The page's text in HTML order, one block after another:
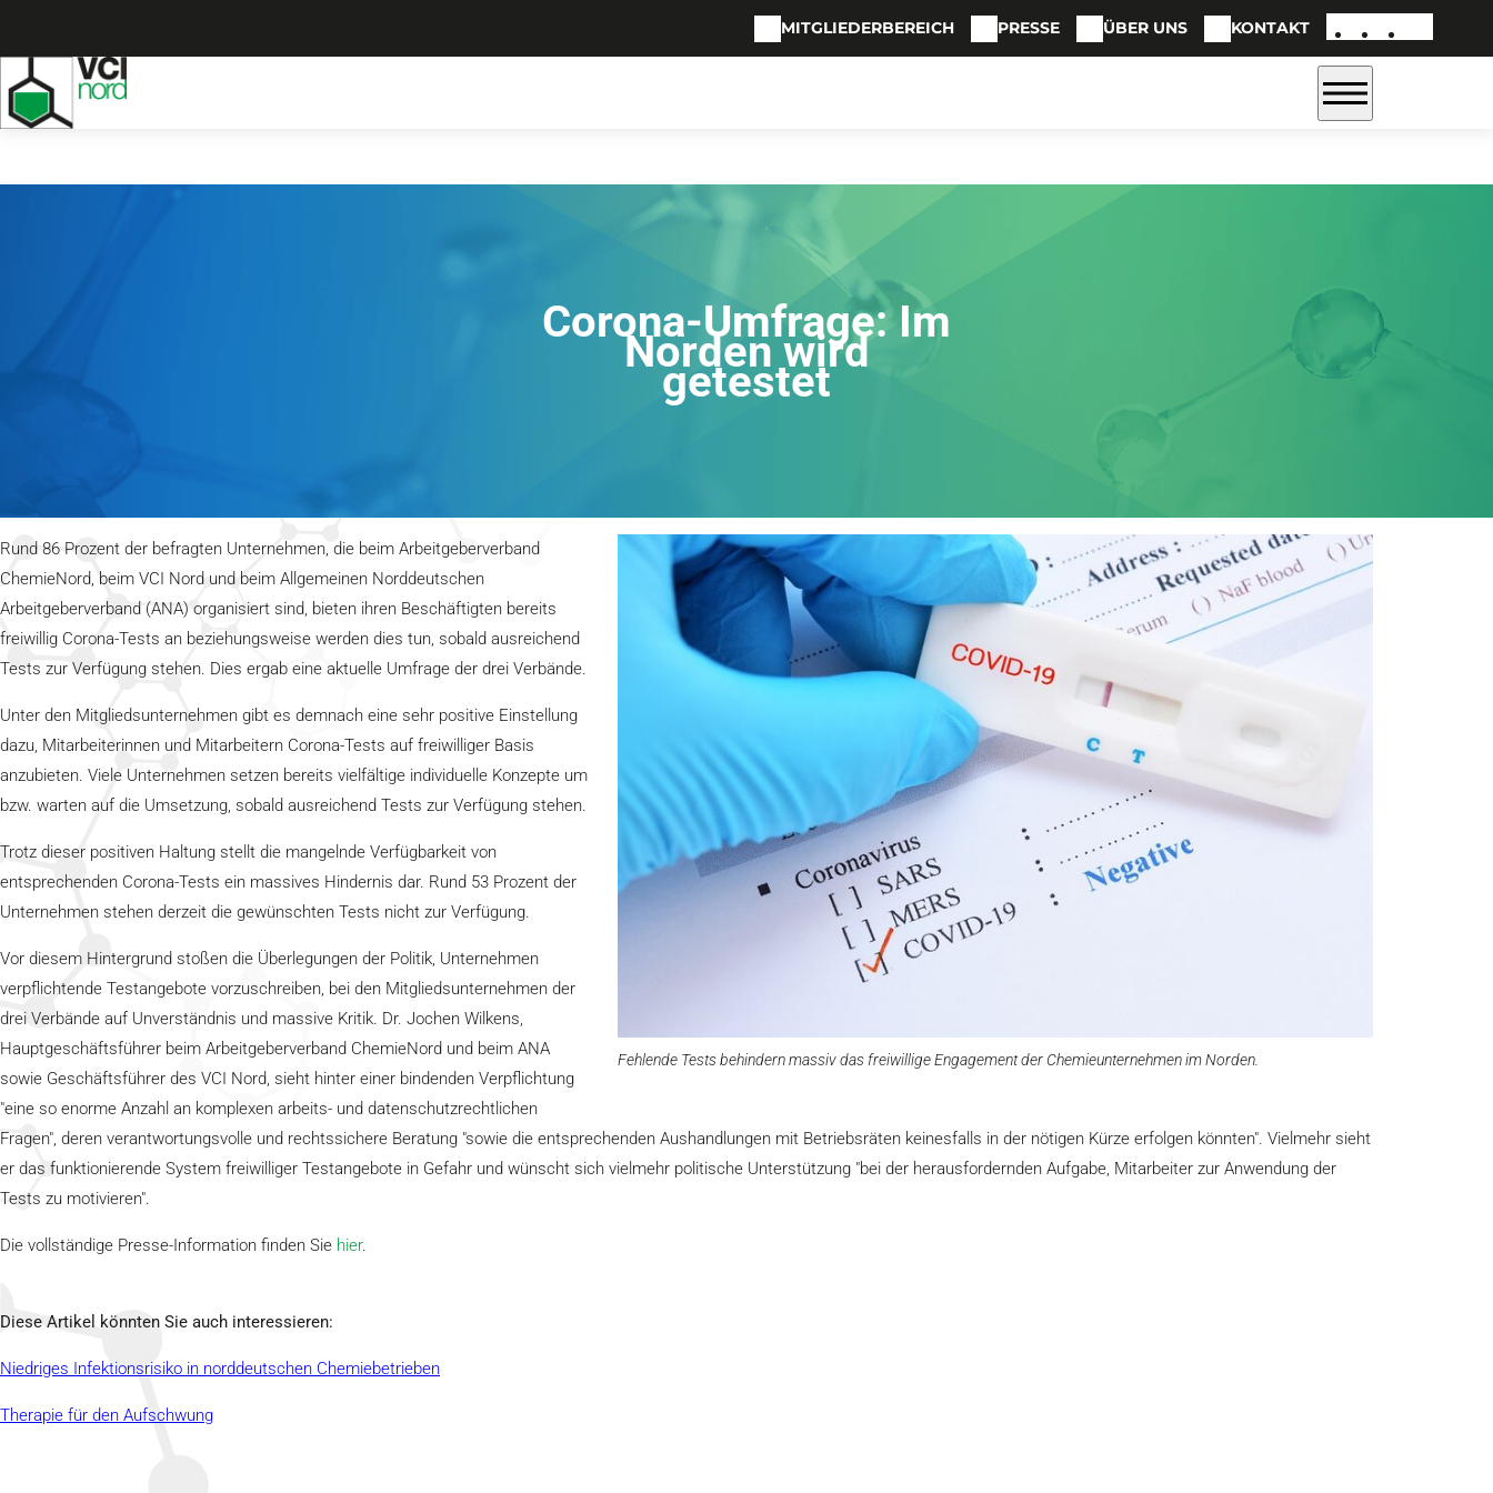
MITGLIEDERBEREICH PRESSE ÜBER UNS KONTAKT
Corona-Umfrage: Im
Norden wird
getestet
Fehlende Tests behindern massiv das freiwillige Engagement der Chemieunternehmen im Norden.
Rund 86 Prozent der befragten Unternehmen, die beim Arbeitgeberverband
ChemieNord, beim VCI Nord und beim Allgemeinen Norddeutschen
Arbeitgeberverband (ANA) organisiert sind, bieten ihren Beschäftigten bereits
freiwillig Corona-Tests an beziehungsweise werden dies tun, sobald ausreichend
Tests zur Verfügung stehen. Dies ergab eine aktuelle Umfrage der drei Verbände.
Unter den Mitgliedsunternehmen gibt es demnach eine sehr positive Einstellung
dazu, Mitarbeiterinnen und Mitarbeitern Corona-Tests auf freiwilliger Basis
anzubieten. Viele Unternehmen setzen bereits vielfältige individuelle Konzepte um
bzw. warten auf die Umsetzung, sobald ausreichend Tests zur Verfügung stehen.
Trotz dieser positiven Haltung stellt die mangelnde Verfügbarkeit von
entsprechenden Corona-Tests ein massives Hindernis dar. Rund 53 Prozent der
Unternehmen stehen derzeit die gewünschten Tests nicht zur Verfügung.
Vor diesem Hintergrund stoßen die Überlegungen der Politik, Unternehmen
verpflichtende Testangebote vorzuschreiben, bei den Mitgliedsunternehmen der
drei Verbände auf Unverständnis und massive Kritik. Dr. Jochen Wilkens,
Hauptgeschäftsführer beim Arbeitgeberverband ChemieNord und beim ANA
sowie Geschäftsführer des VCI Nord, sieht hinter einer bindenden Verpflichtung
"eine so enorme Anzahl an komplexen arbeits- und datenschutzrechtlichen
Fragen", deren verantwortungsvolle und rechtssichere Beratung "sowie die entsprechenden Aushandlungen mit Betriebsräten keinesfalls in der nötigen Kürze erfolgen könnten". Vielmehr sieht
er das funktionierende System freiwilliger Testangebote in Gefahr und wünscht sich vielmehr politische Unterstützung "bei der herausfordernden Aufgabe, Mitarbeiter zur Anwendung der
Tests zu motivieren".
Die vollständige Presse-Information finden Sie hier.
Diese Artikel könnten Sie auch interessieren:
Niedriges Infektionsrisiko in norddeutschen Chemiebetrieben
Therapie für den Aufschwung